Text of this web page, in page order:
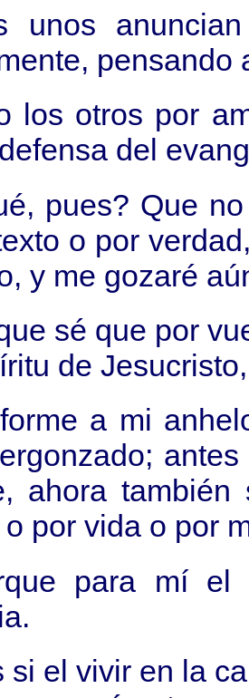
unos
pensando
los otros por
del
pues? Que
o por
y me gozaré
sé que por
de
a mi
ahora
por vida o por
para mí
si el vivir en la